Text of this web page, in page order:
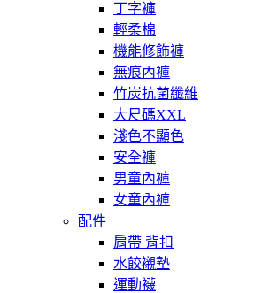
丁字褲
輕柔棉
機能修飾褲
無痕內褲
竹炭抗菌纖維
大尺碼XXL
淺色不顯色
安全褲
男童內褲
女童內褲
配件
肩帶 背扣
水餃襯墊
運動襪